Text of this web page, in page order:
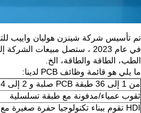
الطب، الطاقة والطاقة، الخ.
ما يلي هو قائمة وظائف PCB لدينا:
من 1 إلى 36 طبقة PCB صلبة و 2 إلى 14 طبقة PCB مرنة و صلبة مرنة
ثقوب عمياء/مدفونة مع طبقة تسلسلية
HDI تقوم ببناء تكنولوجيا حفرة صغيرة مع ملء النحاس الصلب من خلال الثقوب